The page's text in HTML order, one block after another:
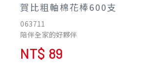
賀比粗軸棉花棒600支
063711
陪伴全家的好夥伴
NT$ 89